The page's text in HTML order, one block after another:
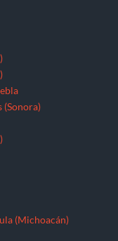
(Sonora)
(Michoacán)